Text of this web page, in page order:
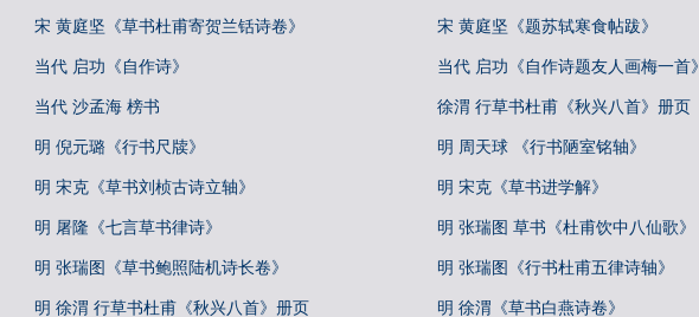
宋 黄庭坚《草书杜甫寄贺兰铦诗卷》 宋 黄庭坚《题苏轼寒食帖跋》
当代 启功《自作诗》 当代 启功《自作诗题友人画梅一首》
当代 沙孟海 榜书 徐渭 行草书杜甫《秋兴八首》册页
明 倪元璐《行书尺牍》 明 周天球 《行书陋室铭轴》
明 宋克《草书刘桢古诗立轴》 明 宋克《草书进学解》
明 屠隆《七言草书律诗》 明 张瑞图 草书《杜甫饮中八仙歌》
明 张瑞图《草书鲍照陆机诗长卷》 明 张瑞图《行书杜甫五律诗轴》
明 徐渭 行草书杜甫《秋兴八首》册页 明 徐渭《草书白燕诗卷》